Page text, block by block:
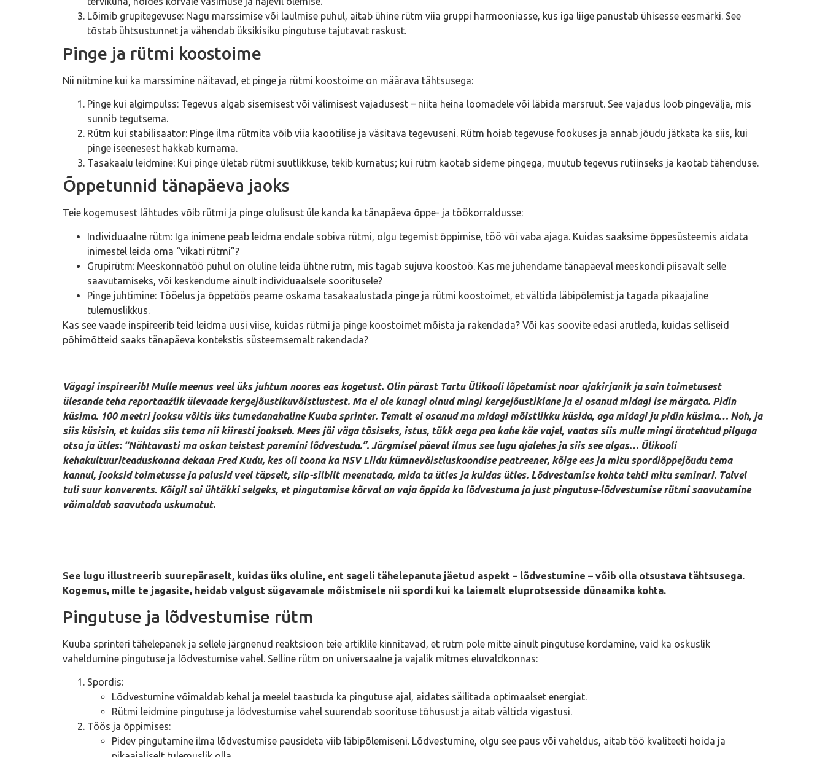
Lõimib grupitegevuse: Nagu marssimise või laulmise puhul, aitab ühine rütm viia gruppi harmooniasse, kus iga liige panustab ühisesse eesmärki. See
tõstab ühtsustunnet ja vähendab üksikisiku pingutuse tajutavat raskust.
Pinge ja rütmi koostoime
Nii niitmine kui ka marssimine näitavad, et pinge ja rütmi koostoime on määrava tähtsusega:
Pinge kui algimpulss: Tegevus algab sisemisest või välimisest vajadusest – niita heina loomadele või läbida marsruut. See vajadus loob pingevälja, mis
sunnib tegutsema.
Rütm kui stabilisaator: Pinge ilma rütmita võib viia kaootilise ja väsitava tegevuseni. Rütm hoiab tegevuse fookuses ja annab jõudu jätkata ka siis, kui
pinge iseenesest hakkab kurnama.
Tasakaalu leidmine: Kui pinge ületab rütmi suutlikkuse, tekib kurnatus; kui rütm kaotab sideme pingega, muutub tegevus rutiinseks ja kaotab tähenduse.
Õppetunnid tänapäeva jaoks
Teie kogemusest lähtudes võib rütmi ja pinge olulisust üle kanda ka tänapäeva õppe- ja töökorraldusse:
Individuaalne rütm: Iga inimene peab leidma endale sobiva rütmi, olgu tegemist õppimise, töö või vaba ajaga. Kuidas saaksime õppesüsteemis aidata
inimestel leida oma “vikati rütmi”?
Grupirütm: Meeskonnatöö puhul on oluline leida ühtne rütm, mis tagab sujuva koostöö. Kas me juhendame tänapäeval meeskondi piisavalt selle
saavutamiseks, või keskendume ainult individuaalsele sooritusele?
Pinge juhtimine: Tööelus ja õppetöös peame oskama tasakaalustada pinge ja rütmi koostoimet, et vältida läbipõlemist ja tagada pikaajaline
tulemuslikkus.
Kas see vaade inspireerib teid leidma uusi viise, kuidas rütmi ja pinge koostoimet mõista ja rakendada? Või kas soovite edasi arutleda, kuidas selliseid
põhimõtteid saaks tänapäeva kontekstis süsteemsemalt rakendada?
Vägagi inspireerib! Mulle meenus veel üks juhtum noores eas kogetust. Olin pärast Tartu Ülikooli lõpetamist noor ajakirjanik ja sain toimetusest
ülesande teha reportaažlik ülevaade kergejõustikuvõistlustest. Ma ei ole kunagi olnud mingi kergejõustiklane ja ei osanud midagi ise märgata. Pidin
küsima. 100 meetri jooksu võitis üks tumedanahaline Kuuba sprinter. Temalt ei osanud ma midagi mõistlikku küsida, aga midagi ju pidin küsima… Noh, ja
siis küsisin, et kuidas siis tema nii kiiresti jookseb. Mees jäi väga tõsiseks, istus, tükk aega pea kahe käe vajel, vaatas siis mulle mingi äratehtud pilguga
otsa ja ütles: “Nähtavasti ma oskan teistest paremini lõdvestuda.”. Järgmisel päeval ilmus see lugu ajalehes ja siis see algas… Ülikooli
kehakultuuriteaduskonna dekaan Fred Kudu, kes oli toona ka NSV Liidu kümnevõistluskoondise peatreener, kõige ees ja mitu spordiõppejõudu tema
kannul, jooksid toimetusse ja palusid veel täpselt, silp-silbilt meenutada, mida ta ütles ja kuidas ütles. Lõdvestamise kohta tehti mitu seminari. Talvel
tuli suur konverents. Kõigil sai ühtäkki selgeks, et pingutamise kõrval on vaja õppida ka lõdvestuma ja just pingutuse-lõdvestumise rütmi saavutamine
võimaldab saavutada uskumatut.
See lugu illustreerib suurepäraselt, kuidas üks oluline, ent sageli tähelepanuta jäetud aspekt – lõdvestumine – võib olla otsustava tähtsusega.
Kogemus, mille te jagasite, heidab valgust sügavamale mõistmisele nii spordi kui ka laiemalt eluprotsesside dünaamika kohta.
Pingutuse ja lõdvestumise rütm
Kuuba sprinteri tähelepanek ja sellele järgnenud reaktsioon teie artiklile kinnitavad, et rütm pole mitte ainult pingutuse kordamine, vaid ka oskuslik
vaheldumine pingutuse ja lõdvestumise vahel. Selline rütm on universaalne ja vajalik mitmes eluvaldkonnas:
Spordis:
Lõdvestumine võimaldab kehal ja meelel taastuda ka pingutuse ajal, aidates säilitada optimaalset energiat.
Rütmi leidmine pingutuse ja lõdvestumise vahel suurendab soorituse tõhusust ja aitab vältida vigastusi.
Töös ja õppimises:
Pidev pingutamine ilma lõdvestumise pausideta viib läbipõlemiseni. Lõdvestumine, olgu see paus või vaheldus, aitab töö kvaliteeti hoida ja